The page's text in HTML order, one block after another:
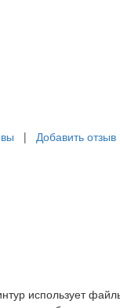
| Добавить отзыв
использует